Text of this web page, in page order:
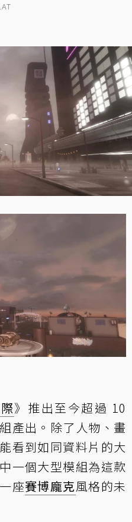
》推出至今超過 10
產出。除了人物、畫
看到如同資料片的大
一個大型模組為這款
座賽博龐克風格的未